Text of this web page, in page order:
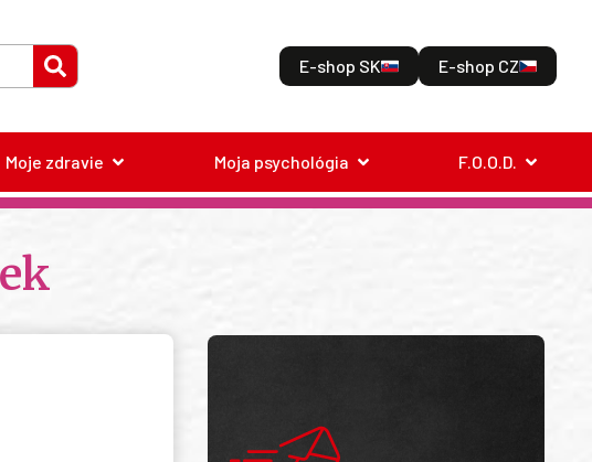
E-shop SK E-shop CZ
Moje zdravie Moja psychológia F.O.O.D.